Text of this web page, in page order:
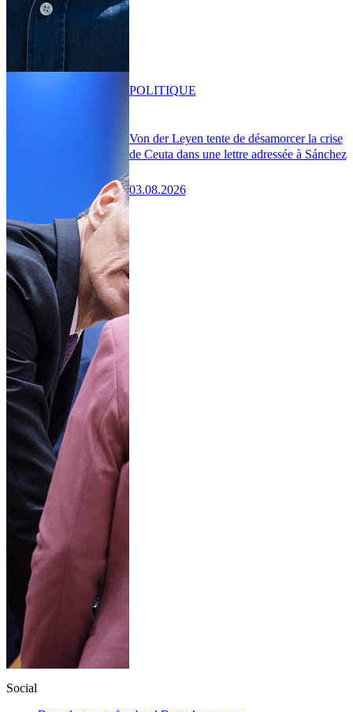
Von der Leyen tente de désamorcer la crise
de Ceuta dans une lettre adressée à Sánchez
03.08.2026
POLITIQUE
Social